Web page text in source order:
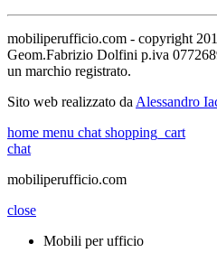
mobiliperufficio.com - copyright
Geom.Fabrizio Dolfini p.iva
un marchio registrato.
Sito web realizzato da Alessandro
home menu chat shopping_cart
chat
mobiliperufficio.com
close
Mobili per ufficio